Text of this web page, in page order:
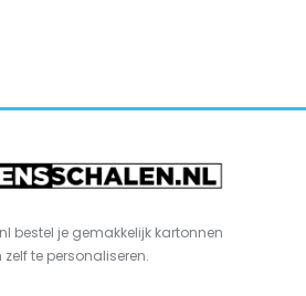
bestel je gemakkelijk kartonnen
te personaliseren.